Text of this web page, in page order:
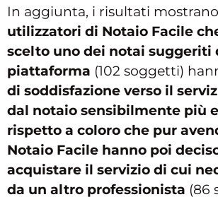
In aggiunta, i risultati
utilizzatori di Notaio Facile
scelto uno dei notai suggeriti
piattaforma (102 soggetti)
di soddisfazione verso il
dal notaio sensibilmente più
rispetto a coloro che pur
Notaio Facile hanno poi
acquistare il servizio di cui
da un altro professionista (86